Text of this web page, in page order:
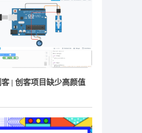
| 创客项目缺少高颜值